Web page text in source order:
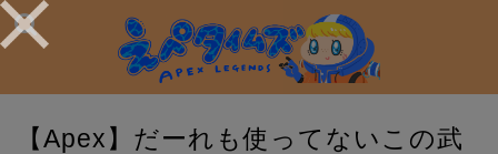
【Apex】だーれも使ってないこの武